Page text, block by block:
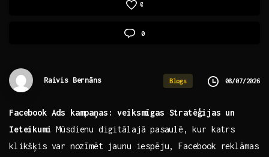
0
0
Raivis Bernāns Blogs 08/07/2026
Facebook Ads kampaņas: ‌veiksmīgas Stratēģijas ⁤un
Ieteikumi Mūsdienu digitālajā ⁣pasaulē,⁢ kur katrs‌
klikšķis var ⁢nozīmēt jaunu iespēju, Facebook reklāmas